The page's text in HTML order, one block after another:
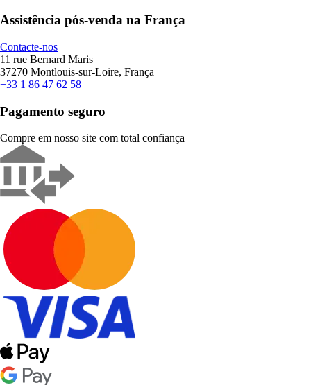
Assistência pós-venda na França
Contacte-nos
11 rue Bernard Maris
37270 Montlouis-sur-Loire, França
+33 1 86 47 62 58
Pagamento seguro
Compre em nosso site com total confiança